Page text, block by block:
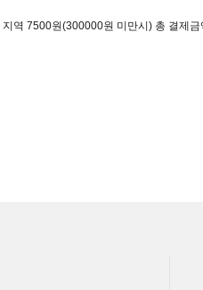
역 7500원(300000원 미만시) 총 결제